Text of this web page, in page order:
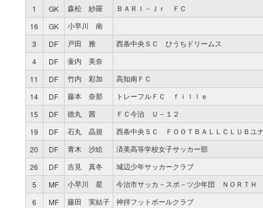
1 GK 森松 紗羅
ＢＡＲＩ－Ｊｒ ＦＣ
16
GK
小早川 南
3
DF 戸田 雅
西条中央ＳＣ ひうちドリームス
4
DF
壷内 美奈
11
DF 竹内 彩加
高知南ＦＣ
14
DF 藤本 奈那
トレーフルＦＣ ｆｉｌｌｅ
15
DF 徳丸 茜
ＦＣ今治 Ｕ－１２
19
DF 石丸 晶規
西条中央ＳＣ ＦＯＯＴＢＡＬＬＣＬＵＢユ
20
DF 青木 沙絵
済美高等学校女子サッカー部
26
DF 吉見 真冬
城辺少年サッカークラブ
5
MF 小早川 星
今治市サッカ－スポ－ツ少年団 ＮＯＲＴＨ
6
MF 藤田 実結子
神拝フットボールクラブ